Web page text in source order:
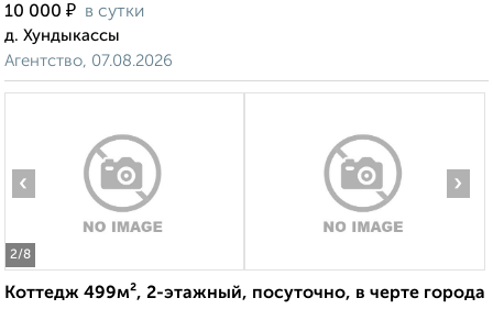
10 000 ₽ в сутки
д. Хундыкассы
Агентство, 07.08.2026
2/8
‹ ›
Коттедж 499м², 2-этажный, посуточно, в черте города